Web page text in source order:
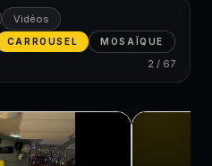
Vidéos
CARROUSEL MOSAÏQUE
2 / 67